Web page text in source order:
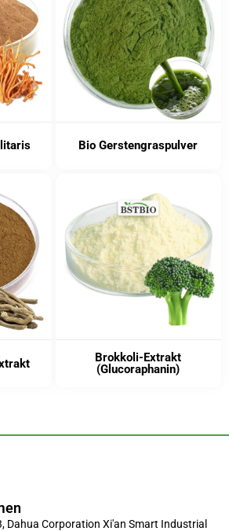
Bio Gerstengraspulver
Brokkoli-Extrakt
(Glucoraphanin)
Dahua Corporation Xi'an Smart Industrial